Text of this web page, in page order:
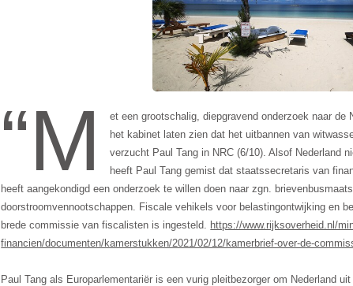
“M
et een grootschalig, diepgravend onderzoek naar
het kabinet laten zien dat het uitbannen van
verzucht Paul Tang in NRC (6/10). Alsof Nederland
heeft Paul Tang gemist dat staatssecretaris van
heeft aangekondigd een onderzoek te willen doen naar zgn.
doorstroomvennootschappen. Fiscale vehikels voor belastingontwijking en
brede commissie van fiscalisten is ingesteld. https://www.rijksoverheid.nl/
financien/documenten/kamerstukken/2021/02/12/kamerbrief-over-de-
Paul Tang als Europarlementariër is een vurig pleitbezorger om Nederland